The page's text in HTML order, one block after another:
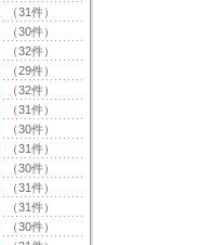
（31件）
（30件）
（32件）
（29件）
（32件）
（31件）
（30件）
（31件）
（30件）
（31件）
（31件）
（30件）